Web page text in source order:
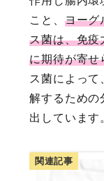
こと、 ヨーグ
ス菌は、免疫
に期待が寄せ
ス菌によって
解するための
出しています
関連記事